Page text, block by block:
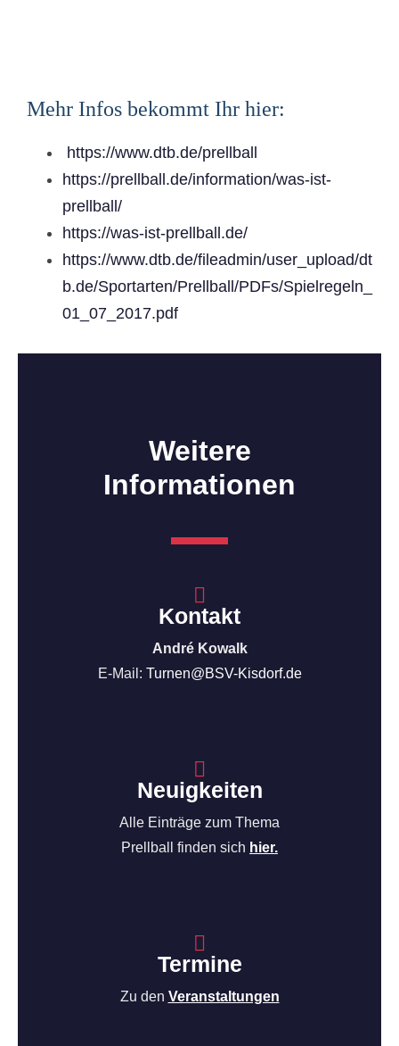
Mehr Infos bekommt Ihr hier:
https://www.dtb.de/prellball
https://prellball.de/information/was-ist-
prellball/
https://was-ist-prellball.de/
https://www.dtb.de/fileadmin/user_upload/dt
b.de/Sportarten/Prellball/PDFs/Spielregeln_
01_07_2017.pdf
Weitere
Informationen
Kontakt
André Kowalk
E-Mail: Turnen@BSV-Kisdorf.de
Neuigkeiten
Alle Einträge zum Thema
Prellball finden sich hier.
Termine
Zu den Veranstaltungen